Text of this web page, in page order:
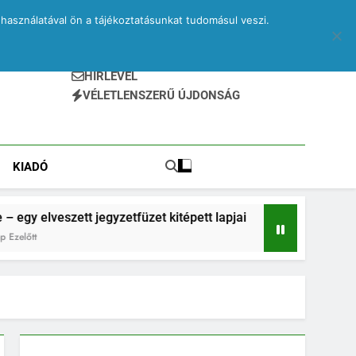
HÍRLEVÉL
VÉLETLENSZERŰ ÚJDONSÁG
KIADÓ
jegyzetfüzet kitépett lapjai
2 Hónap Ezelőtt
ön a tájékoztatásunkat tudomásul veszi.